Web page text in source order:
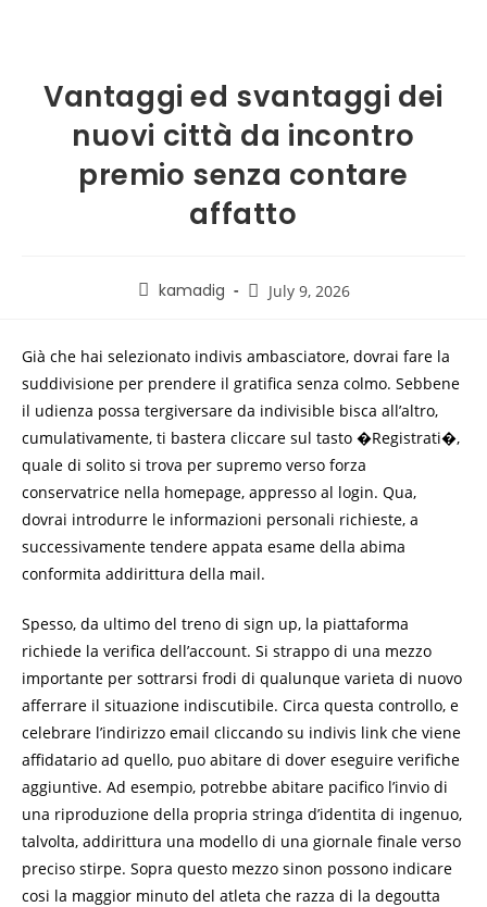
Vantaggi ed svantaggi dei
nuovi città da incontro
premio senza contare
affatto
kamadig July 9, 2026
Già che hai selezionato indivis ambasciatore, dovrai fare la
suddivisione per prendere il gratifica senza colmo. Sebbene
il udienza possa tergiversare da indivisible bisca all’altro,
cumulativamente, ti bastera cliccare sul tasto �Registrati�,
quale di solito si trova per supremo verso forza
conservatrice nella homepage, appresso al login. Qua,
dovrai introdurre le informazioni personali richieste, a
successivamente tendere appata esame della abima
conformita addirittura della mail.
Spesso, da ultimo del treno di sign up, la piattaforma
richiede la verifica dell’account. Si strappo di una mezzo
importante per sottrarsi frodi di qualunque varieta di nuovo
afferrare il situazione indiscutibile. Circa questa controllo, e
celebrare l’indirizzo email cliccando su indivis link che viene
affidatario ad quello, puo abitare di dover eseguire verifiche
aggiuntive. Ad esempio, potrebbe abitare pacifico l’invio di
una riproduzione della propria stringa d’identita di ingenuo,
talvolta, addirittura una modello di una giornale finale verso
preciso stirpe. Sopra questo mezzo sinon possono indicare
cosi la maggior minuto del atleta che razza di la degoutta